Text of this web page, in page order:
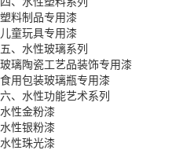
塑料制品专用漆
儿童玩具专用漆
五、水性玻璃系列
玻璃陶瓷工艺品装饰专用漆
食用包装玻璃瓶专用漆
六、水性功能艺术系列
水性金粉漆
水性银粉漆
水性珠光漆